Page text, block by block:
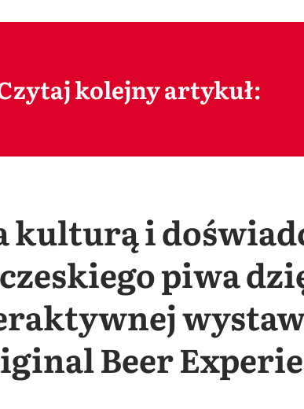
kolejny artykuł:
kulturą i
piwa
Beer